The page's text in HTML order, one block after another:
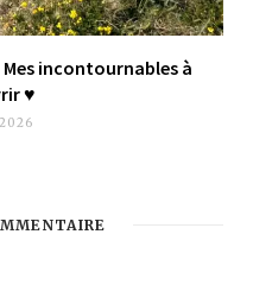
Mes incontournables à
♥︎